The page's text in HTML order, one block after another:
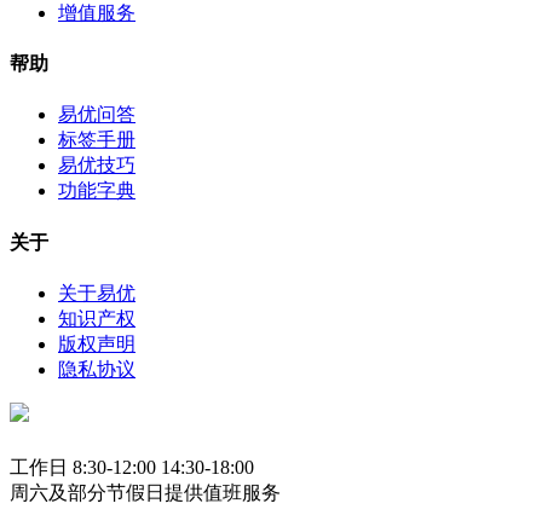
增值服务
帮助
易优问答
标签手册
易优技巧
功能字典
关于
关于易优
知识产权
版权声明
隐私协议
工作日 8:30-12:00 14:30-18:00
周六及部分节假日提供值班服务